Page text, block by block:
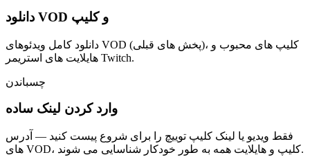
دانلود VOD و کلیپ
دانلود کامل ویدئوهای VOD (پخش های قبلی)، کلیپ های محبوب و
هایلایت های استریمر Twitch.
چسباندن
وارد کردن لینک ساده
فقط ویدیو یا لینک کلیپ توییچ را برای شروع پیست کنید — آدرس
های VOD، کلیپ و هایلایت همه به طور خودکار شناسایی می شوند.